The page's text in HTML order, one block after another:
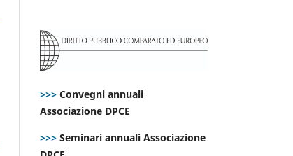
>>> Convegni annuali
Associazione DPCE
>>> Seminari annuali Associazione